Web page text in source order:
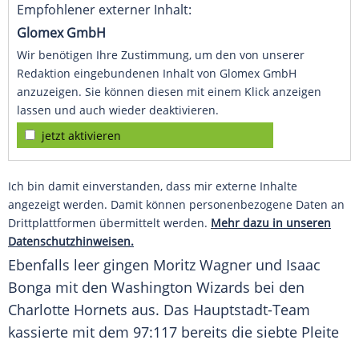
Empfohlener externer Inhalt:
Glomex GmbH
Wir benötigen Ihre Zustimmung, um den von unserer
Redaktion eingebundenen Inhalt von Glomex GmbH
anzuzeigen. Sie können diesen mit einem Klick anzeigen
lassen und auch wieder deaktivieren.
jetzt aktivieren
Ich bin damit einverstanden, dass mir externe Inhalte
angezeigt werden. Damit können personenbezogene Daten an
Drittplattformen übermittelt werden. Mehr dazu in unseren
Datenschutzhinweisen.
Ebenfalls leer gingen Moritz Wagner und Isaac
Bonga mit den Washington Wizards bei den
Charlotte Hornets aus. Das Hauptstadt-Team
kassierte mit dem 97:117 bereits die siebte Pleite